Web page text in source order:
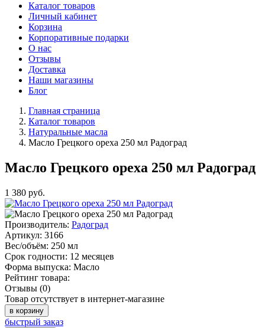
Каталог товаров
Личный кабинет
Корзина
Корпоративные подарки
О нас
Отзывы
Доставка
Наши магазины
Блог
Главная страница
Каталог товаров
Натуральные масла
Масло Грецкого ореха 250 мл Радоград
Масло Грецкого ореха 250 мл Радоград
1 380 руб.
Производитель: Радоград
Артикул: 3166
Вес/объём: 250 мл
Срок годности: 12 месяцев
Форма выпуска: Масло
Рейтинг товара:
Отзывы (0)
Товар отсутствует в интернет-магазине
в корзину
быстрый заказ